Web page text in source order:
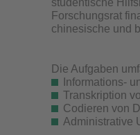
studentische
Forschungsrat
chinesische und
Die Aufgaben
Informations-
Transkription
Codieren von
Administrative